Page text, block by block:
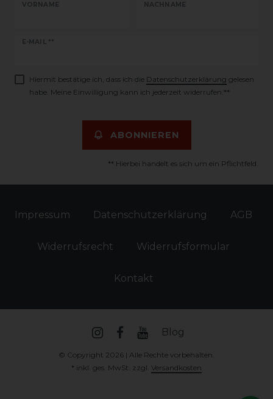
VORNAME NACHNAME
E-MAIL **
Newsletter
Hiermit bestätige ich, dass ich die Daten­schutz­erklärung gelesen
habe. Meine Einwilligung kann ich jederzeit widerrufen.**
ABONNIEREN
** Hierbei handelt es sich um ein Pflichtfeld.
Impressum Daten­schutz­erklärung AGB
Widerrufs­recht Widerrufs­formular
Kontakt
Blog
© Copyright 2026 | Alle Rechte vorbehalten.
* inkl. ges. MwSt. zzgl. Versandkosten